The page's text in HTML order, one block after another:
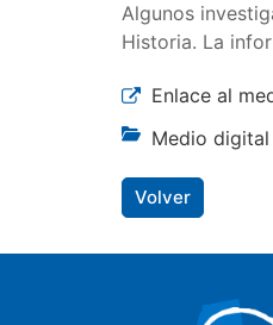
Algunos
Historia. La
Enlace al
Medio digital
Volver